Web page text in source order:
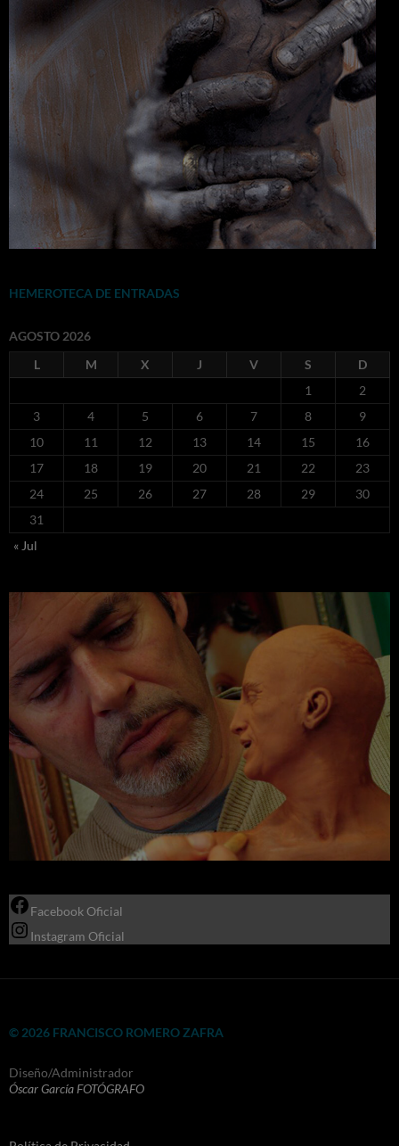
HEMEROTECA DE ENTRADAS
AGOSTO 2026
L
M X J V S
D
1
2
3
4 5 6 7 8
9
10
11 12 13 14 15
16
17
18 19 20 21 22
23
24
25 26 27 28 29
30
31
« Jul
Facebook Oficial
Instagram Oficial
© 2026 FRANCISCO ROMERO ZAFRA
Diseño/Administrador
Óscar García FOTÓGRAFO